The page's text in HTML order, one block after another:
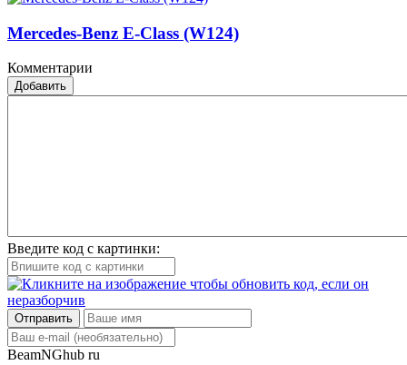
Mercedes-Benz E-Class (W124)
Комментарии
Добавить
Введите код с картинки:
Отправить
BeamNGhub ru